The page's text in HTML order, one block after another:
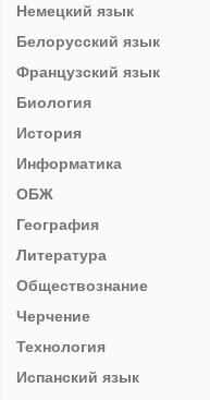
Немецкий язык
Белорусский язык
Французский язык
Биология
История
Информатика
ОБЖ
География
Литература
Обществознание
Черчение
Технология
Испанский язык